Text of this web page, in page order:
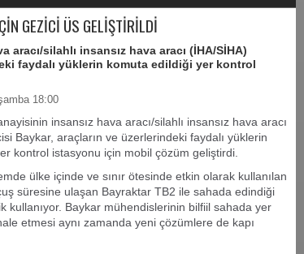
GEZİCİ ÜS GELİŞTİRİLDİ
silahlı insansız hava aracı (İHA/SİHA)
faydalı yüklerin komuta edildiği yer kontrol
18:00
insansız hava aracı/silahlı insansız hava aracı
Baykar, araçların ve üzerlerindeki faydalı yüklerin
kontrol istasyonu için mobil çözüm geliştirdi.
ülke içinde ve sınır ötesinde etkin olarak kullanılan
süresine ulaşan Bayraktar TB2 ile sahada edindiği
kullanıyor. Baykar mühendislerinin bilfiil sahada yer
etmesi aynı zamanda yeni çözümlere de kapı